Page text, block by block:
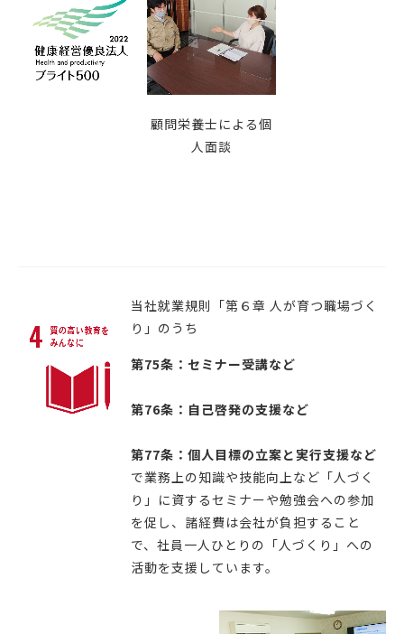
顧問栄養士による個
人面談
当社就業規則「第６章 人が育つ職場づく
り」のうち
第75条：セミナー受講など
第76条：自己啓発の支援など
第77条：個人目標の立案と実行支援など
で業務上の知識や技能向上など「人づく
り」に資するセミナーや勉強会への参加
を促し、諸経費は会社が負担すること
で、社員一人ひとりの「人づくり」への
活動を支援しています。